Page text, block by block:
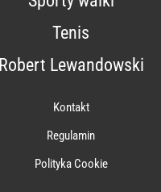
Tenis
Robert Lewandowski
Kontakt
Regulamin
Polityka Cookie